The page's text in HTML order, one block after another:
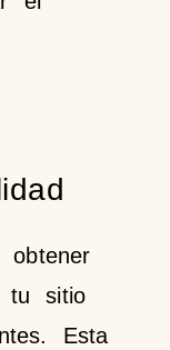
tu sitio
Esta